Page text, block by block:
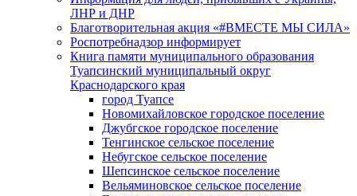
ЛНР и ДНР
Благотворительная акция «#ВМЕСТЕ МЫ СИЛА»
Роспотребнадзор информирует
Книга памяти муниципального образования
Туапсинский муниципальный округ
Краснодарского края
город Туапсе
Новомихайловское городское поселение
Джубгское городское поселение
Тенгинское сельское поселение
Небугское сельское поселение
Шепсинское сельское поселение
Вельяминовское сельское поселение